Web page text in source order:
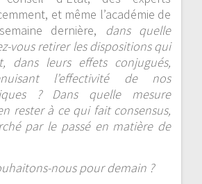
et même l’académie de
dernière, dans quelle
vous retirer les dispositions qui
dans leurs effets conjugués,
l’effectivité de nos
? Dans quelle mesure
rester à ce qui fait consensus,
par le passé en matière de
nous pour demain ?